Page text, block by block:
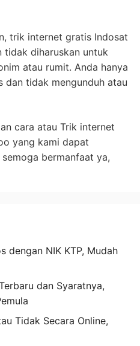
trik internet gratis Indosat
tidak diharuskan untuk
atau rumit. Anda hanya
dan tidak mengunduh atau
cara atau Trik internet
yang kami dapat
bermanfaat ya,
dengan NIK KTP, Mudah
dan Syaratnya,
Tidak Secara Online,